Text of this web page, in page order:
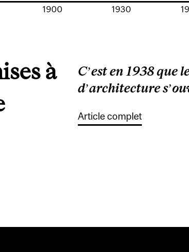
1900 1930
à
C’est en 1938 que
d’architecture
Article complet